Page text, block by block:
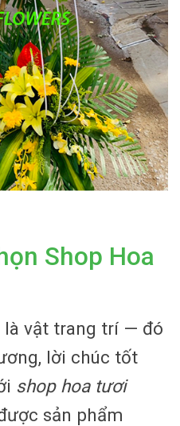
Shop Hoa
là vật trang trí — đó
lời chúc tốt
shop hoa tươi
sản phẩm